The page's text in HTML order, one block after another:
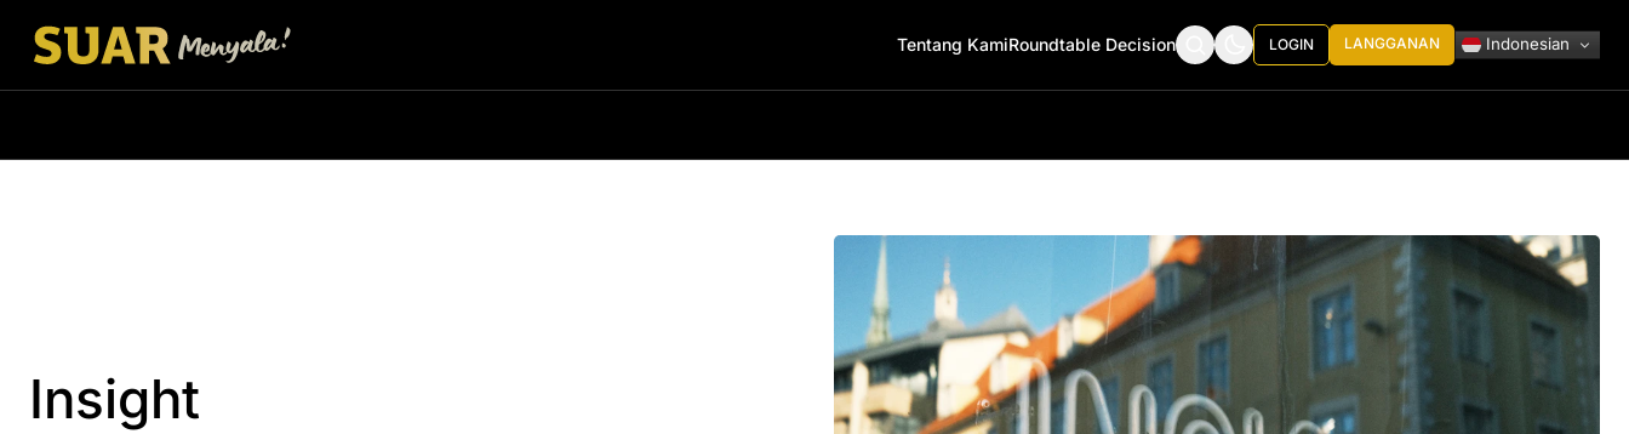
Tentang KamiRoundtable Decision LOGIN LANGGANAN Indonesian
Insight